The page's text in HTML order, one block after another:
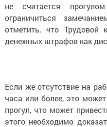
не считается
ограничиться
отметить, что Трудовой
денежных штрафов как
Если же отсутствие на
часа или более, это
прогул, что может
этого необходимо